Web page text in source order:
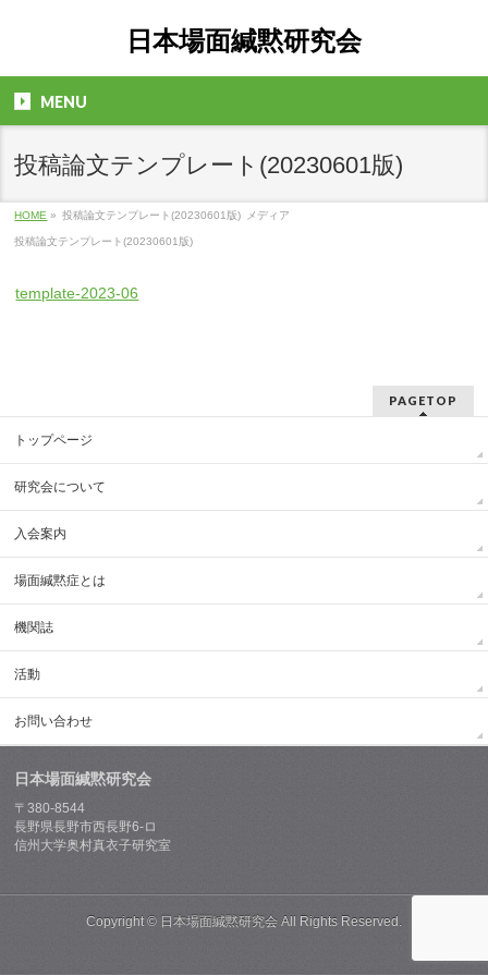
日本場面緘黙研究会
MENU
投稿論文テンプレート(20230601版)
HOME » 投稿論文テンプレート(20230601版) メディア
投稿論文テンプレート(20230601版)
template-2023-06
PAGETOP
トップページ
研究会について
入会案内
場面緘黙症とは
機関誌
活動
お問い合わせ
日本場面緘黙研究会
〒380-8544
長野県長野市西長野6-ロ
信州大学奥村真衣子研究室
Copyright © 日本場面緘黙研究会All Rights Reserved.